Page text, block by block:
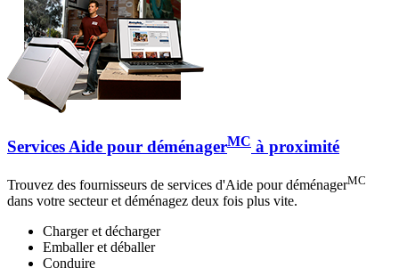
Services Aide pour déménagerMC à proximité
Trouvez des fournisseurs de services d'Aide pour déménagerMC
dans votre secteur et déménagez deux fois plus vite.
Charger et décharger
Emballer et déballer
Conduire